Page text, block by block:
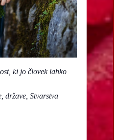
ki jo človek lahko
države, Stvarstva